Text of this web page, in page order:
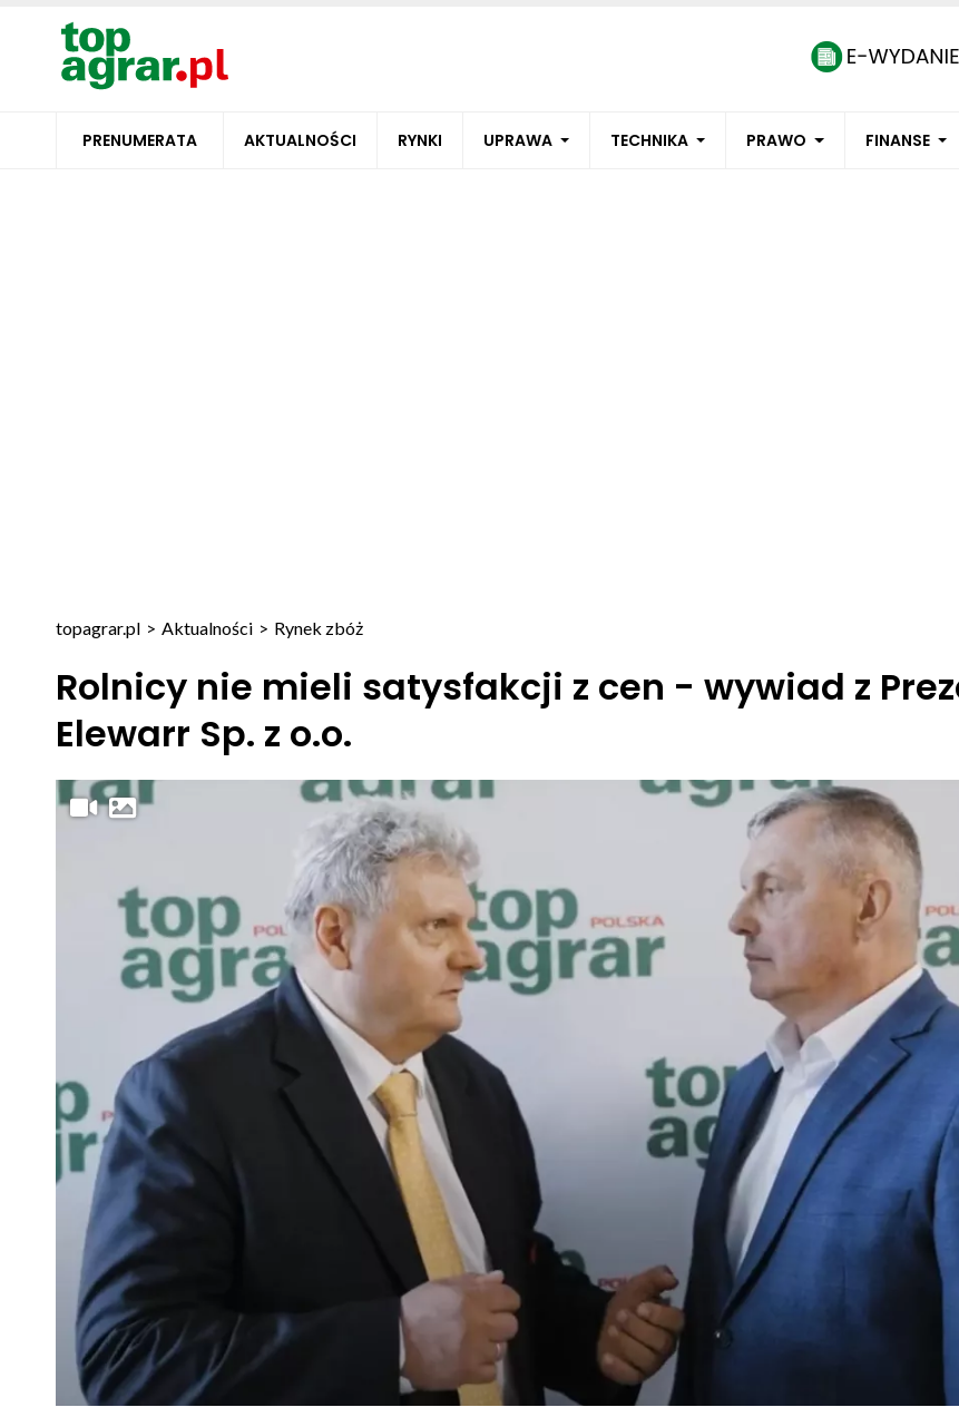
PRENUMERATA AKTUALNOŚCI RYNKI UPRAWA TECHNIKA PRAWO FINANSE
topagrar.pl > Aktualności > Rynek zbóż
Rolnicy nie mieli satysfakcji z cen - wywiad z
Elewarr Sp. z o.o.